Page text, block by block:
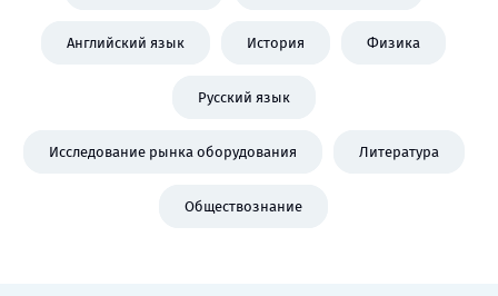
Английский язык История Физика
Русский язык
Исследование рынка оборудования Литература
Обществознание